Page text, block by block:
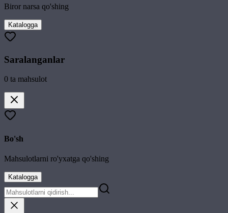
Biror narsa qo'shing
Katalogga
Saralanganlar
0 ta mahsulot
Bo'sh
Mahsulotlarni ro'yxatga qo'shing
Katalogga